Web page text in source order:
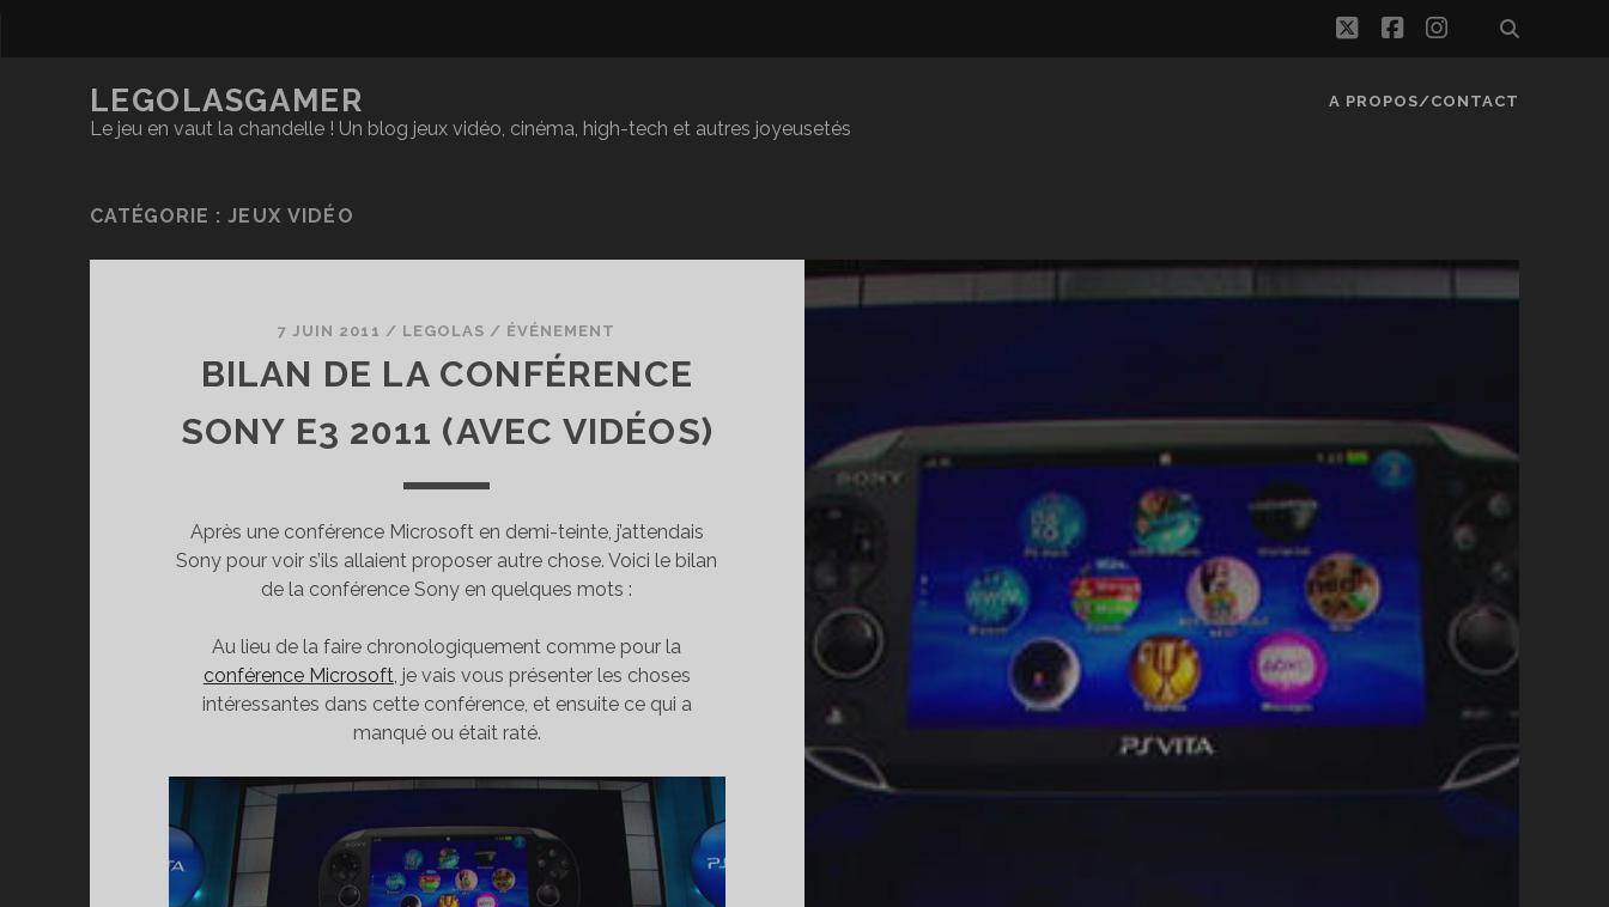
twitterfacebook
instagram
LEGOLASGAMER
Le jeu en vaut la chandelle ! Un blog jeux vidéo, cinéma, high-tech et autres joyeusetés
A PROPOS/CONTACT
CATÉGORIE :JEUX VIDÉO
7 JUIN 2011 / LEGOLAS / ÉVÉNEMENT
BILAN DE LA CONFÉRENCE
SONY E3 2011 (AVEC VIDÉOS)
Après une conférence Microsoft en demi-teinte, j’attendais
Sony pour voir s’ils allaient proposer autre chose. Voici le bilan
de la conférence Sony en quelques mots :
Au lieu de la faire chronologiquement comme pour la
conférence Microsoft, je vais vous présenter les choses
intéressantes dans cette conférence, et ensuite ce qui a
manqué ou était raté.